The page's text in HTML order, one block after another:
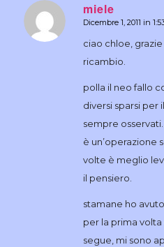
miele
dice:
Dicembre 1, 2011 in
ciao chloe,
ricambio.
polla il neo fallo
diversi sparsi per
sempre
è un’operazione
volte è meglio
il pensiero.
stamane ho
per la prima
segue, mi sono